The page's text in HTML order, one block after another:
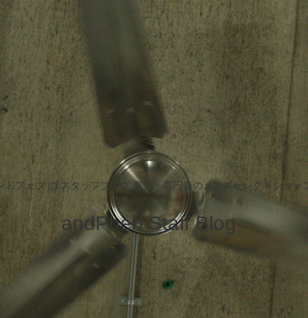
ドフェブ の スタッフブログ 東京・高円寺のメンズセレクトショッ
andPheb Staff Blog